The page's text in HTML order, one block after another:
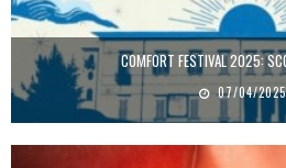
COMFORT FESTIVAL 2025:
07/04/2025